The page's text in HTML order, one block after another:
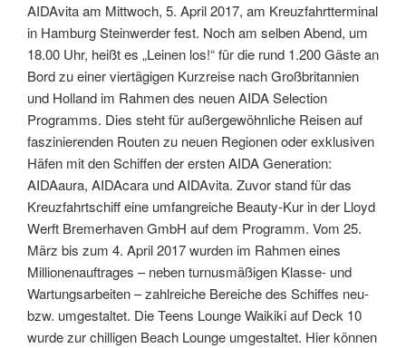
AIDAvita am Mittwoch, 5. April 2017, am Kreuzfahrtterminal
in Hamburg Steinwerder fest. Noch am selben Abend, um
18.00 Uhr, heißt es „Leinen los!“ für die rund 1.200 Gäste an
Bord zu einer viertägigen Kurzreise nach Großbritannien
und Holland im Rahmen des neuen AIDA Selection
Programms. Dies steht für außergewöhnliche Reisen auf
faszinierenden Routen zu neuen Regionen oder exklusiven
Häfen mit den Schiffen der ersten AIDA Generation:
AIDAaura, AIDAcara und AIDAvita. Zuvor stand für das
Kreuzfahrtschiff eine umfangreiche Beauty-Kur in der Lloyd
Werft Bremerhaven GmbH auf dem Programm. Vom 25.
März bis zum 4. April 2017 wurden im Rahmen eines
Millionenauftrages – neben turnusmäßigen Klasse- und
Wartungsarbeiten – zahlreiche Bereiche des Schiffes neu-
bzw. umgestaltet. Die Teens Lounge Waikiki auf Deck 10
wurde zur chilligen Beach Lounge umgestaltet. Hier können